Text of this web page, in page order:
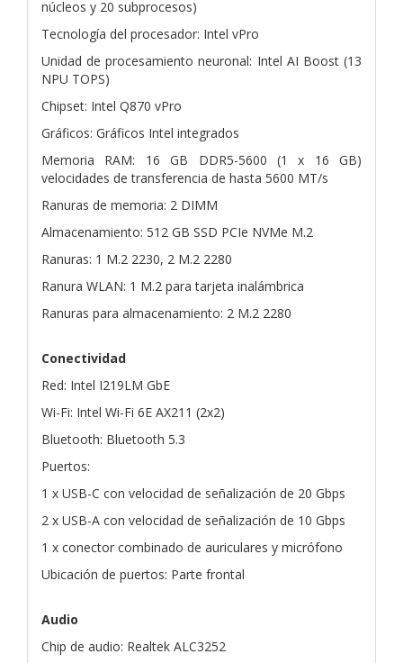
núcleos y 20 subprocesos)
Tecnología del procesador: Intel vPro
Unidad de procesamiento neuronal: Intel AI Boost (13
NPU TOPS)
Chipset: Intel Q870 vPro
Gráficos: Gráficos Intel integrados
Memoria RAM: 16 GB DDR5-5600 (1 x 16 GB)
velocidades de transferencia de hasta 5600 MT/s
Ranuras de memoria: 2 DIMM
Almacenamiento: 512 GB SSD PCIe NVMe M.2
Ranuras: 1 M.2 2230, 2 M.2 2280
Ranura WLAN: 1 M.2 para tarjeta inalámbrica
Ranuras para almacenamiento: 2 M.2 2280
Conectividad
Red: Intel I219LM GbE
Wi-Fi: Intel Wi-Fi 6E AX211 (2x2)
Bluetooth: Bluetooth 5.3
Puertos:
1 x USB-C con velocidad de señalización de 20 Gbps
2 x USB-A con velocidad de señalización de 10 Gbps
1 x conector combinado de auriculares y micrófono
Ubicación de puertos: Parte frontal
Audio
Chip de audio: Realtek ALC3252